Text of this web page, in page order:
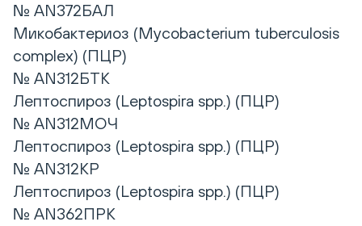
№ AN372БАЛ
Микобактериоз (Mycobacterium tuberculosis
complex) (ПЦР)
№ AN312БТК
Лептоспироз (Leptospira spp.) (ПЦР)
№ AN312МОЧ
Лептоспироз (Leptospira spp.) (ПЦР)
№ AN312КР
Лептоспироз (Leptospira spp.) (ПЦР)
№ AN362ПРК